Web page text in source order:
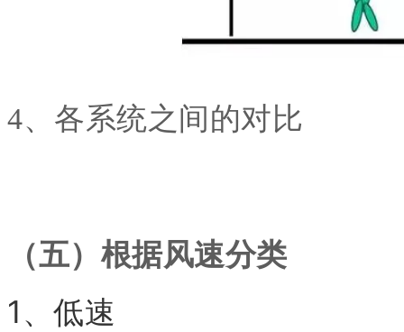
4、各系统之间的对比
（五）根据风速分类
1、低速